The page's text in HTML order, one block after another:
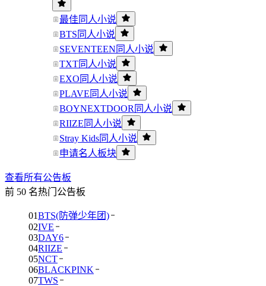
最佳同人小说
BTS同人小说
SEVENTEEN同人小说
TXT同人小说
EXO同人小说
PLAVE同人小说
BOYNEXTDOOR同人小说
RIIZE同人小说
Stray Kids同人小说
申请名人板块
查看所有公告板
前 50 名热门公告板
01BTS(防弹少年团)
02IVE
03DAY6
04RIIZE
05NCT
06BLACKPINK
07TWS